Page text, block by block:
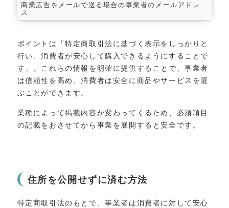
商業広告をメールで送る場合の事業者のメールアドレ
ス
ポイントは「特定商取引法に基づく表示をしっかりと
行い、消費者が安心して購入できるようにすることで
す」。これらの情報を明確に提供することで、事業者
は信頼性を高め、消費者は安全に商品やサービスを選
ぶことができます。
業種によって掲載内容が変わってくるため、必須項目
の記載をおさせてから事業を展開すると安全です。
住所を公開せずに済む方法
特定商取引法のもとで、事業者は消費者に対して安心